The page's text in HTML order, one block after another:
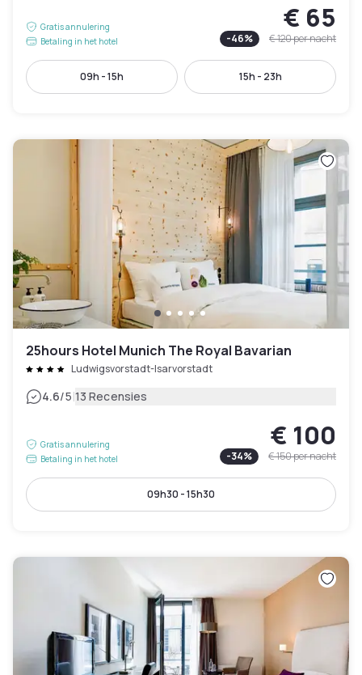
Gratis annulering
Betaling in het hotel
€ 65
-46% € 120per nacht
09h - 15h 15h - 23h
25hours Hotel Munich The Royal Bavarian
Ludwigsvorstadt-Isarvorstadt
4.6/5|13 Recensies
Gratis annulering
Betaling in het hotel
€ 100
-34% € 150per nacht
09h30 - 15h30